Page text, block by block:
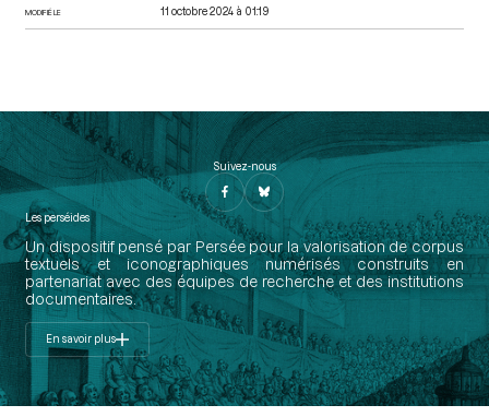
MODIFIÉ LE 11 octobre 2024 à 01:19
Suivez-nous
Les perséides
Un dispositif pensé par Persée pour la valorisation de corpus
textuels et iconographiques numérisés construits en
partenariat avec des équipes de recherche et des institutions
documentaires.
En savoir plus